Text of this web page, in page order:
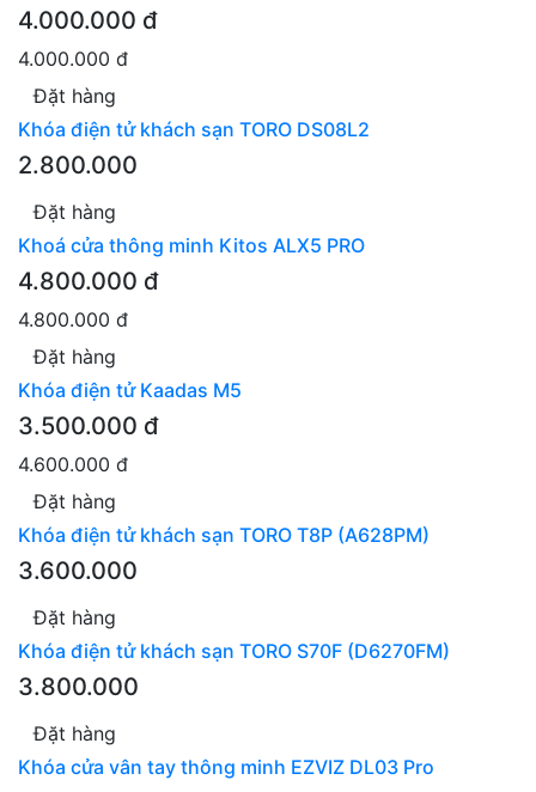
4.000.000 đ
4.000.000 đ
Đặt hàng
Khóa điện tử khách sạn TORO DS08L2
2.800.000
Đặt hàng
Khoá cửa thông minh Kitos ALX5 PRO
4.800.000 đ
4.800.000 đ
Đặt hàng
Khóa điện tử Kaadas M5
3.500.000 đ
4.600.000 đ
Đặt hàng
Khóa điện tử khách sạn TORO T8P (A628PM)
3.600.000
Đặt hàng
Khóa điện tử khách sạn TORO S70F (D6270FM)
3.800.000
Đặt hàng
Khóa cửa vân tay thông minh EZVIZ DL03 Pro